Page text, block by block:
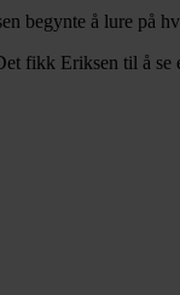
begynte å lure på
fikk Eriksen til å se